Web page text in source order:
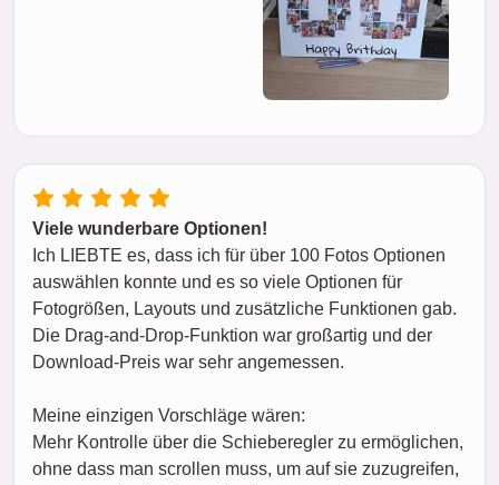
Viele wunderbare Optionen!
Ich LIEBTE es, dass ich für über 100 Fotos Optionen
auswählen konnte und es so viele Optionen für
Fotogrößen, Layouts und zusätzliche Funktionen gab.
Die Drag-and-Drop-Funktion war großartig und der
Download-Preis war sehr angemessen.
Meine einzigen Vorschläge wären:
Mehr Kontrolle über die Schieberegler zu ermöglichen,
ohne dass man scrollen muss, um auf sie zuzugreifen,